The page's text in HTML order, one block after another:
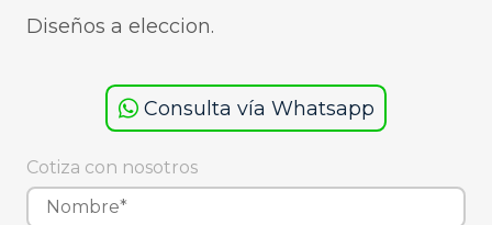
Diseños a eleccion.
Consulta vía Whatsapp
Cotiza con nosotros